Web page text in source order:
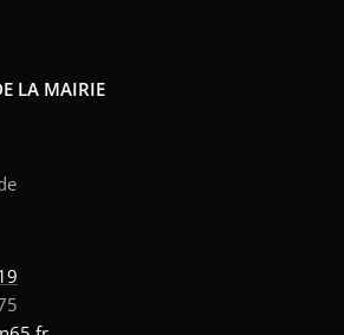
LA MAIRIE